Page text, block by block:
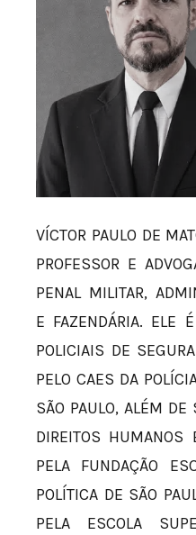
VÍCTOR PAULO DE
PROFESSOR E
PENAL MILITAR,
E FAZENDÁRIA. ELE
POLICIAIS DE
PELO CAES DA
SÃO PAULO, ALÉM DE
DIREITOS HUMANOS
PELA FUNDAÇÃO
POLÍTICA DE SÃO
PELA ESCOLA